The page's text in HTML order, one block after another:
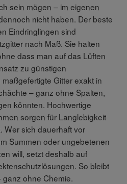
sein mögen – im eigenen
nicht haben. Der beste
Eindringlingen sind
nach Maß. Sie halten
dass man auf das Lüften
zu günstigen
Gitter exakt in
– ganz ohne Spalten,
könnten. Hochwertige
sorgen für Langlebigkeit
Wer sich dauerhaft vor
Summen oder ungebetenen
will, setzt deshalb auf
So bleibt
ohne Chemie.